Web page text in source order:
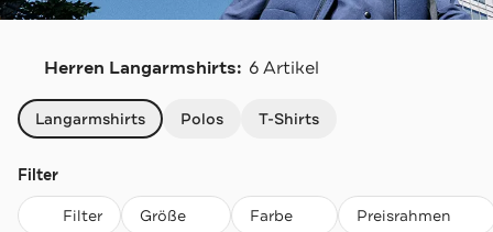
Herren Langarmshirts: 6 Artikel
Langarmshirts Polos T-Shirts
Filter
Filter Größe Farbe Preisrahmen